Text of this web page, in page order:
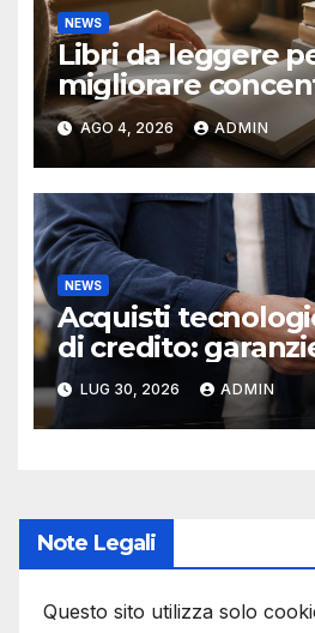
NEWS
Libri da leggere
migliorare
produttività
AGO 4, 2026 ADMIN
NEWS
Acquisti
di credito:
protezioni
LUG 30, 2026 ADMIN
Note Legali
Questo sito utilizza solo